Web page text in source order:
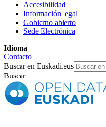
Accesibilidad
Información legal
Gobierno abierto
Sede Electrónica
Idioma
Contacto
Buscar en Euskadi.eus
Buscar